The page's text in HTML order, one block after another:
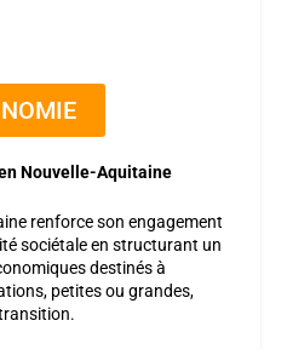
Nouvelle-Aquitaine
renforce son engagement
sociétale en structurant un
destinés à
petites ou grandes,